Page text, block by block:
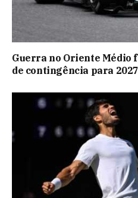
Guerra no Oriente Médio
de contingência para 2027